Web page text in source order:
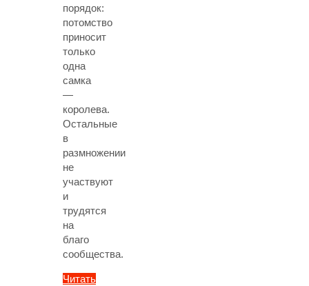
порядок:
потомство
приносит
только
одна
самка
—
королева.
Остальные
в
размножении
не
участвуют
и
трудятся
на
благо
сообщества.
Читать